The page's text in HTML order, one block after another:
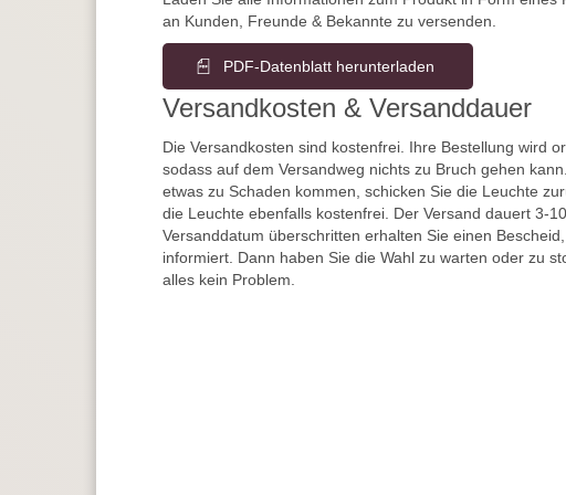
an Kunden, Freunde & Bekannte zu versenden.
PDF-Datenblatt herunterladen
Versandkosten & Versanddauer
Die Versandkosten sind kostenfrei. Ihre Bestellung wird
sodass auf dem Versandweg nichts zu Bruch gehen
etwas zu Schaden kommen, schicken Sie die Leuchte
die Leuchte ebenfalls kostenfrei. Der Versand dauert 3-
Versanddatum überschritten erhalten Sie einen
informiert. Dann haben Sie die Wahl zu warten oder zu
alles kein Problem.